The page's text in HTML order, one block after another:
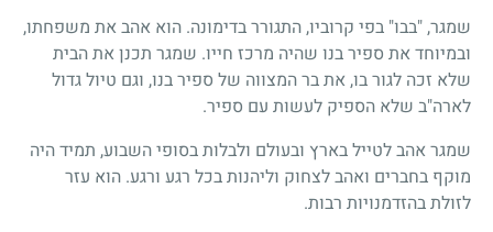
שמגר, "בבו" בפי קרוביו, התגורר בדימונה. הוא אהב את משפחתו,
ובמיוחד את ספיר בנו שהיה מרכז חייו. שמגר תכנן את הבית
שלא זכה לגור בו, את בר המצווה של ספיר בנו, וגם טיול גדול
לארה"ב שלא הספיק לעשות עם ספיר.
שמגר אהב לטייל בארץ ובעולם ולבלות בסופי השבוע, תמיד היה
מוקף בחברים ואהב לצחוק וליהנות בכל רגע ורגע. הוא עזר
לזולת בהזדמנויות רבות.